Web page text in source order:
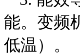
能。变频
低温）。